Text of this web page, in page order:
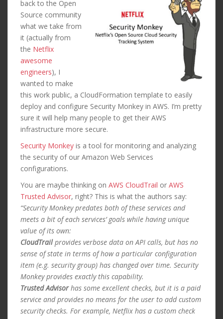
back to the Open
Source community
what we take from
it (actually from
the Netflix
awesome
engineers), I
wanted to make
this work public, a CloudFormation template to easily
deploy and configure Security Monkey in AWS. I’m pretty
sure it will help many people to get their AWS
infrastructure more secure.
Security Monkey is a tool for monitoring and analyzing
the security of our Amazon Web Services
configurations.
You are maybe thinking on AWS CloudTrail or AWS
Trusted Advisor, right? This is what the authors say:
“Security Monkey predates both of these services and
meets a bit of each services’ goals while having unique
value of its own:
CloudTrailprovides verbose data on API calls, but has no
sense of state in terms of how a particular configuration
item (e.g. security group) has changed over time. Security
Monkey provides exactly this capability.
Trusted Advisorhas some excellent checks, but it is a paid
service and provides no means for the user to add custom
security checks. For example, Netflix has a custom check